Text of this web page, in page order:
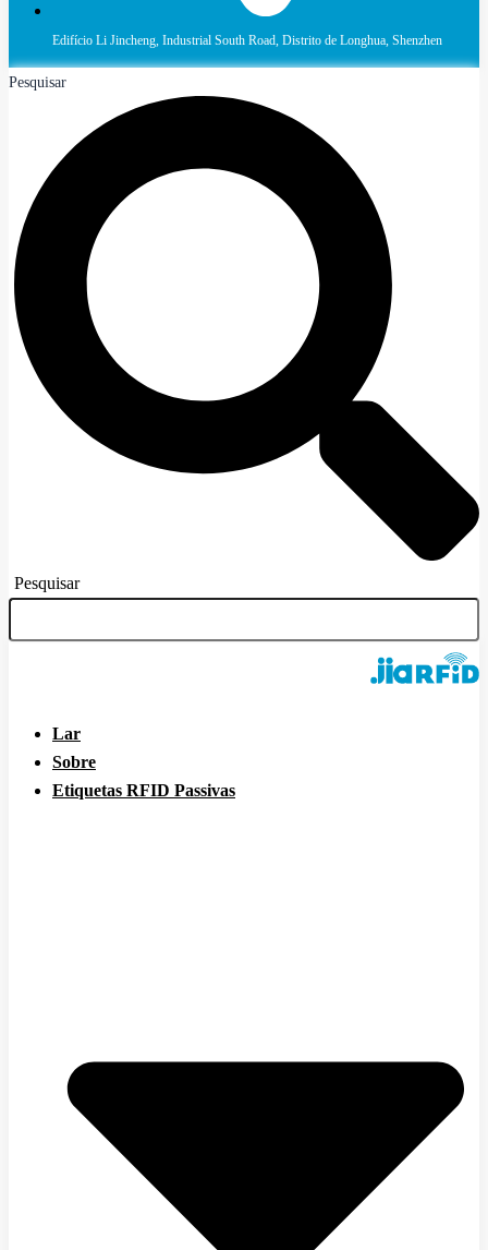
Edifício Li Jincheng, Industrial South Road, Distrito de Longhua, Shenzhen
Pesquisar
Pesquisar
Lar
Sobre
Etiquetas RFID Passivas